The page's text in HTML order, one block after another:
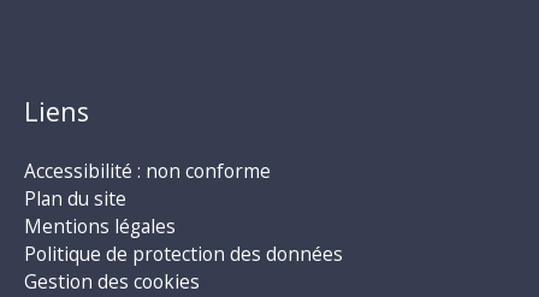
Liens
Accessibilité : non conforme
Plan du site
Mentions légales
Politique de protection des données
Gestion des cookies